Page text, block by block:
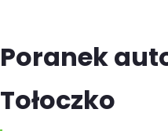
Poranek
Tołoczko